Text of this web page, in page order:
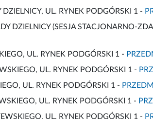
UL. RYNEK PODGÓRSKI 1 -
DZIELNICY (SESJA STACJONARNO-
UL. RYNEK PODGÓRSKI 1 -
UL. RYNEK PODGÓRSKI 1 -
UL. RYNEK PODGÓRSKI 1 -
UL. RYNEK PODGÓRSKI 1 -
UL. RYNEK PODGÓRSKI 1 -